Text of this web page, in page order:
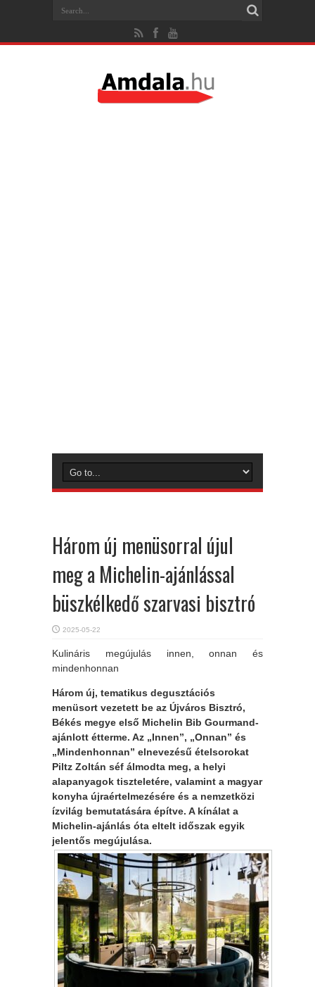
Három új menüsorral újul
meg a Michelin-ajánlással
büszkélkedő szarvasi bisztró
2025-05-22
Kulináris megújulás innen, onnan és
mindenhonnan
Három új, tematikus degusztációs
menüsort vezetett be az Újváros Bisztró,
Békés megye első Michelin Bib Gourmand-
ajánlott étterme. Az „Innen”, „Onnan” és
„Mindenhonnan” elnevezésű ételsorokat
Piltz Zoltán séf álmodta meg, a helyi
alapanyagok tiszteletére, valamint a magyar
konyha újraértelmezésére és a nemzetközi
ízvilág bemutatására építve. A kínálat a
Michelin-ajánlás óta eltelt időszak egyik
jelentős megújulása.